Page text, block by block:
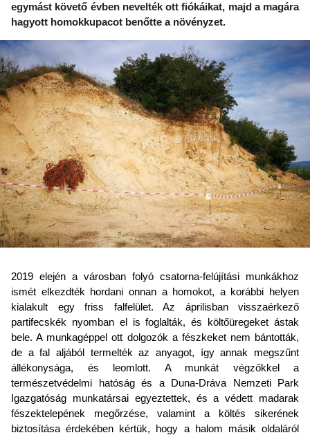
egymást követő évben nevelték ott fiókáikat, majd a magára
hagyott homokkupacot benőtte a növényzet.
2019 elején a városban folyó csatorna-felújítási munkákhoz
ismét elkezdték hordani onnan a homokot, a korábbi helyen
kialakult egy friss falfelület. Az áprilisban visszaérkező
partifecskék nyomban el is foglalták, és költőüregeket ástak
bele. A munkagéppel ott dolgozók a fészkeket nem bántották,
de a fal aljából termelték az anyagot, így annak megszűnt
állékonysága, és leomlott. A munkát végzőkkel a
természetvédelmi hatóság és a Duna-Dráva Nemzeti Park
Igazgatóság munkatársai egyeztettek, és a védett madarak
fészektelepének megőrzése, valamint a költés sikerének
biztosítása érdekében kértük, hogy a halom másik oldaláról